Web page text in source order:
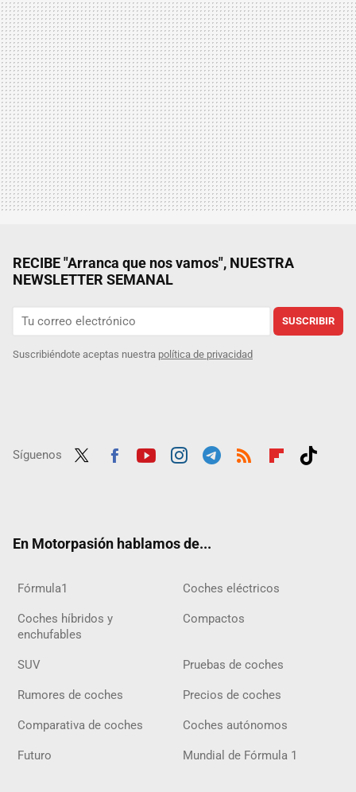
RECIBE "Arranca que nos vamos", NUESTRA
NEWSLETTER SEMANAL
SUSCRIBIR
Suscribiéndote aceptas nuestra política de privacidad
Síguenos
En Motorpasión hablamos de...
Fórmula1 Coches eléctricos
Coches híbridos y
enchufables
Compactos
SUV Pruebas de coches
Rumores de coches Precios de coches
Comparativa de coches Coches autónomos
Futuro Mundial de Fórmula 1